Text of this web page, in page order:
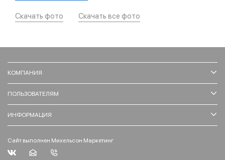
Скачать фото Скачать все фото
КОМПАНИЯ
ПОЛЬЗОВАТЕЛЯМ
ИНФОРМАЦИЯ
Сайт выполнен Михельсон Маркетинг